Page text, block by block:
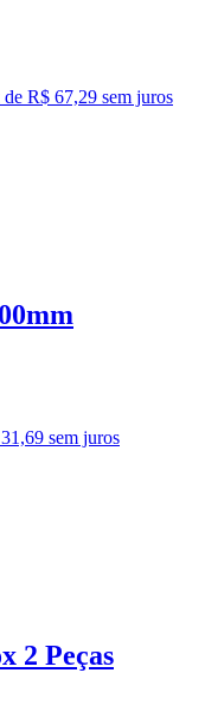
de R$ 67,29 sem juros
sem juros
2 Peças